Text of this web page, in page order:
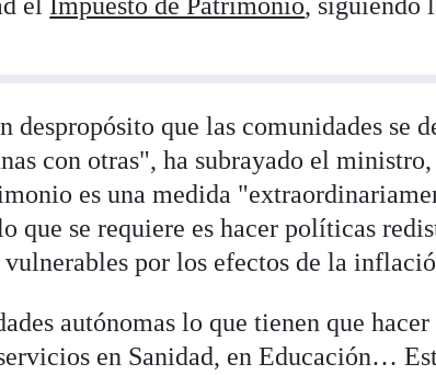
el Impuesto de Patrimonio, siguiendo
despropósito que las comunidades se
con otras", ha subrayado el
es una medida
que se requiere es hacer políticas
vulnerables por los efectos de la
autónomas lo que tienen que
en Sanidad, en Educación…